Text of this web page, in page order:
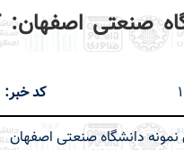
صنعتی اصفهان:
کد خبر
نمونه دانشگاه صنعتی اصفهان